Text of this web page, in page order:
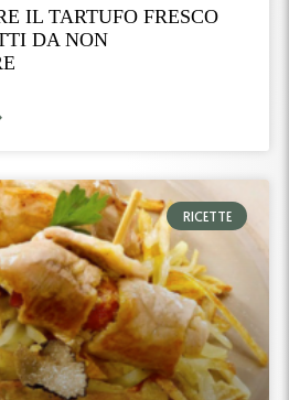
IL TARTUFO FRESCO
DA NON
RICETTE